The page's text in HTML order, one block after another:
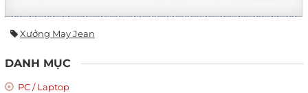
Xưởng May Jean
DANH MỤC
PC / Laptop